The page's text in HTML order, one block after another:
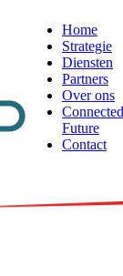
Home
Strategie
Diensten
Partners
Over ons
Connected
Future
Contact